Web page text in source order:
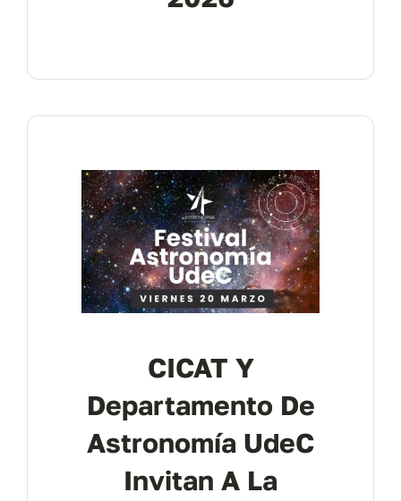
CICAT Y
Departamento De
Astronomía UdeC
Invitan A La